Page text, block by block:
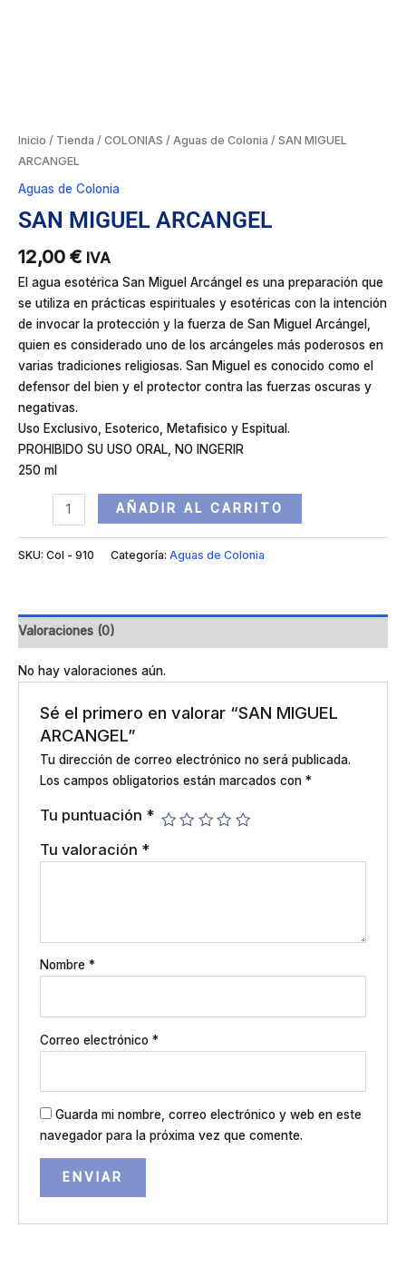
Inicio / Tienda / COLONIAS / Aguas de Colonia / SAN MIGUEL
ARCANGEL
Aguas de Colonia
SAN MIGUEL ARCANGEL
12,00 € IVA
El agua esotérica San Miguel Arcángel es una preparación que
se utiliza en prácticas espirituales y esotéricas con la intención
de invocar la protección y la fuerza de San Miguel Arcángel,
quien es considerado uno de los arcángeles más poderosos en
varias tradiciones religiosas. San Miguel es conocido como el
defensor del bien y el protector contra las fuerzas oscuras y
negativas.
Uso Exclusivo, Esoterico, Metafisico y Espitual.
PROHIBIDO SU USO ORAL, NO INGERIR
250 ml
AÑADIR AL CARRITO
SKU: Col - 910 Categoría: Aguas de Colonia
Valoraciones (0)
No hay valoraciones aún.
Sé el primero en valorar “SAN MIGUEL
ARCANGEL”
Tu dirección de correo electrónico no será publicada.
Los campos obligatorios están marcados con *
Tu puntuación *
Tu valoración *
Nombre *
Correo electrónico *
Guarda mi nombre, correo electrónico y web en este
navegador para la próxima vez que comente.